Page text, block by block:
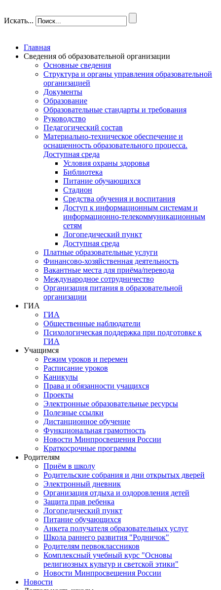
Искать...
Главная
Сведения об образовательной организации
Основные сведения
Структура и органы управления образовательной
организацией
Документы
Образование
Образовательные стандарты и требования
Руководство
Педагогический состав
Материально-техническое обеспечение и
оснащенность образовательного процесса.
Доступная среда
Условия охраны здоровья
Библиотека
Питание обучающихся
Стадион
Средства обучения и воспитания
Доступ к информационным системам и
информационно-телекоммуникационным
сетям
Логопедический пункт
Доступная среда
Платные образовательные услуги
Финансово-хозяйственная деятельность
Вакантные места для приёма/перевода
Международное сотрудничество
Организация питания в образовательной
организации
ГИА
ГИА
Общественные наблюдатели
Психологическая поддержка при подготовке к
ГИА
Учащимся
Режим уроков и перемен
Расписание уроков
Каникулы
Права и обязанности учащихся
Проекты
Электронные образовательные ресурсы
Полезные ссылки
Дистанционное обучение
Функциональная грамотность
Новости Минпросвещения России
Краткосрочные программы
Родителям
Приём в школу
Родительские собрания и дни открытых дверей
Электронный дневник
Организация отдыха и оздоровления детей
Защита прав ребенка
Логопедический пункт
Питание обучающихся
Анкета получателя образовательных услуг
Школа раннего развития "Родничок"
Родителям первоклассников
Комплексный учебный курс "Основы
религиозных культур и светской этики"
Новости Минпросвещения России
Новости